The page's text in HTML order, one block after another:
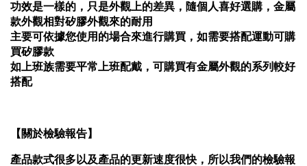
功效是一樣的，只是外觀上的差異，隨個人喜好選購，金屬
款外觀相對矽膠外觀來的耐用
主要可依據您使用的場合來進行購買，如需要搭配運動可購
買矽膠款
如上班族需要平常上班配戴，可購買有金屬外觀的系列較好
搭配
【關於檢驗報告】
產品款式很多以及產品的更新速度很快，所以我們的檢驗報